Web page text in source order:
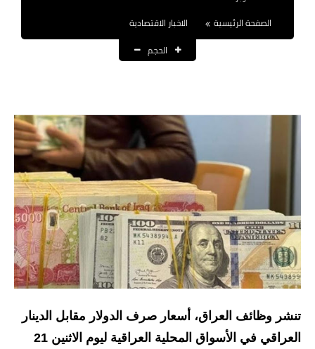
العقود والاجور اليومية
القروض والسلف
المنح المالية
قطع الاراضي
اخبار العراق
الاخبار السياسية
الاخبار الاقتصادية
الصفحة الرئيسية
الاخبار الاقتصادية
الحجم
تنشر وظائف العراق، أسعار صرف الدولار مقابل الدينار
العراقي في الأسواق المحلية العراقية ليوم الاثنين 21